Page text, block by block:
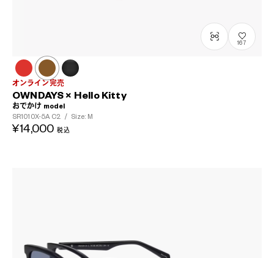
167
オンライン完売
OWNDAYS × Hello Kitty
おでかけ model
SR1010X-5A C2 / Size: M
¥14,000 税込